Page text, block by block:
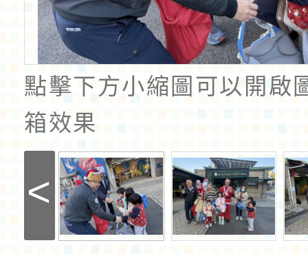
點擊下方小縮圖可以開啟
箱效果
<